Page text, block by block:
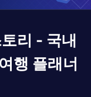
리 - 국내
행 플래너